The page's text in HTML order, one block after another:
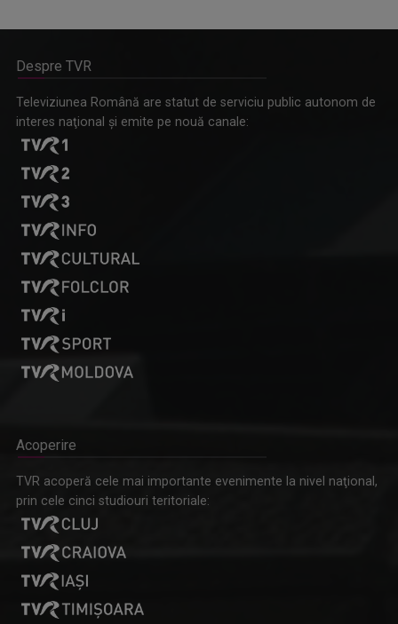
prin piesa „Ultima oră”, o montare de colecție, din 1979
Despre TVR
Televiziunea Română are statut de serviciu public autonom de
interes naţional şi emite pe nouă canale:
Acoperire
TVR acoperă cele mai importante evenimente la nivel naţional,
prin cele cinci studiouri teritoriale: